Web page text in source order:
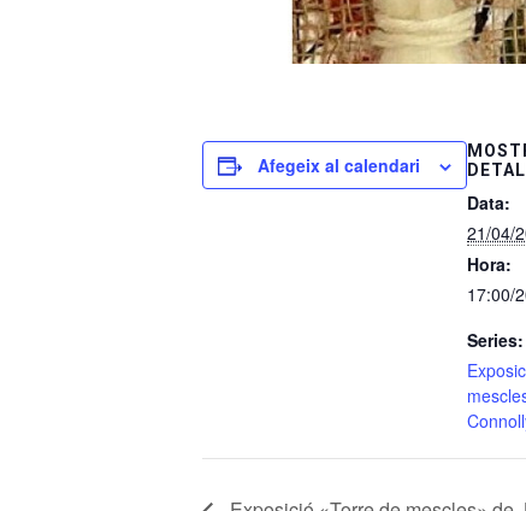
Afegeix al calendari
Data:
21/04/
Hora:
17:00/
Series: